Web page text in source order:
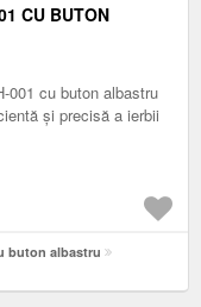
CU BUTON
001 cu buton albastru
și precisă a ierbii
buton albastru